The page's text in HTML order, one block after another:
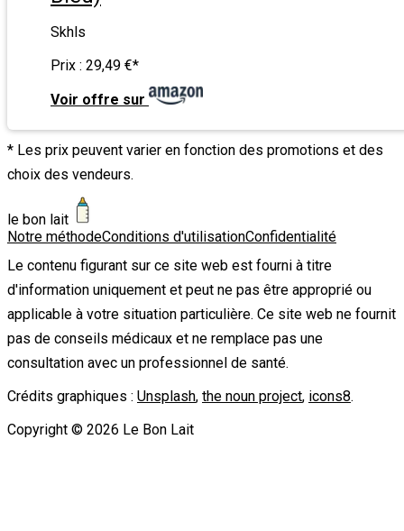
Skhls
Prix : 29,49 €*
Voir offre sur
* Les prix peuvent varier en fonction des promotions et des
choix des vendeurs.
le bon lait
Notre méthodeConditions d'utilisationConfidentialité
Le contenu figurant sur ce site web est fourni à titre
d'information uniquement et peut ne pas être approprié ou
applicable à votre situation particulière. Ce site web ne fournit
pas de conseils médicaux et ne remplace pas une
consultation avec un professionnel de santé.
Crédits graphiques : Unsplash, the noun project, icons8.
Copyright © 2026 Le Bon Lait